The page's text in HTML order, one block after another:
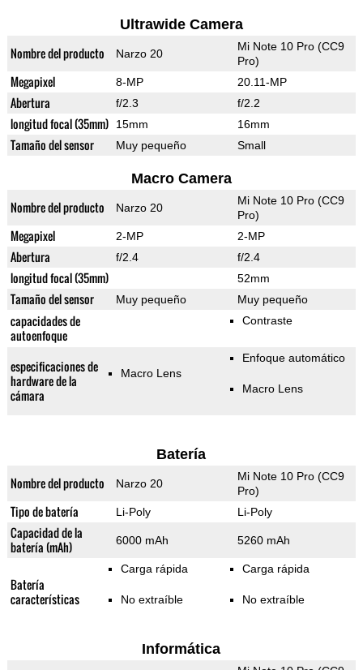
Ultrawide Camera
Nombre del producto Narzo 20
Mi Note 10 Pro (CC9
Pro)
Megapixel 8-MP 20.11-MP
Abertura f/2.3 f/2.2
longitud focal (35mm) 15mm 16mm
Tamaño del sensor Muy pequeño Small
Macro Camera
Nombre del producto Narzo 20
Mi Note 10 Pro (CC9
Pro)
Megapixel 2-MP 2-MP
Abertura f/2.4 f/2.4
longitud focal (35mm) 52mm
Tamaño del sensor Muy pequeño Muy pequeño
capacidades de
autoenfoque
Contraste
especificaciones de
hardware de la
cámara
Macro Lens
Enfoque automático
Macro Lens
Batería
Nombre del producto Narzo 20
Mi Note 10 Pro (CC9
Pro)
Tipo de batería Li-Poly Li-Poly
Capacidad de la
batería (mAh)
6000 mAh 5260 mAh
Batería
características
Carga rápida
No extraíble
Carga rápida
No extraíble
Informática